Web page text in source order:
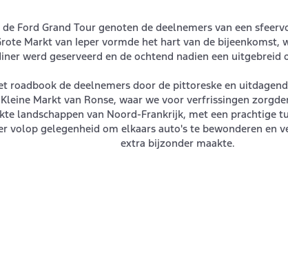
Ford Grand Tour genoten de deelnemers van een
Markt van Ieper vormde het hart van de bijeenkomst,
werd geserveerd en de ochtend nadien een uitgebreid
roadbook de deelnemers door de pittoreske en
Markt van Ronse, waar we voor verfrissingen
landschappen van Noord-Frankrijk, met een prachtige
volop gelegenheid om elkaars auto's te bewonderen en
extra bijzonder maakte.